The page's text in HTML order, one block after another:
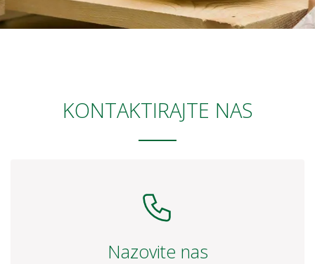
KONTAKTIRAJTE NAS
Nazovite nas